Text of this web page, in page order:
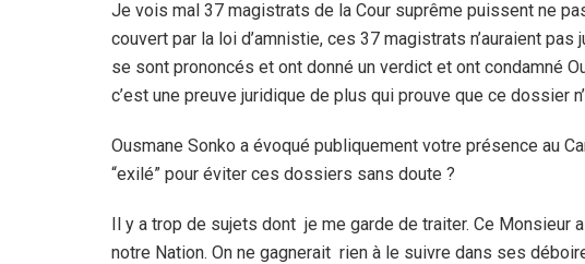
Je vois mal 37 magistrats de la Cour suprême puissent ne
couvert par la loi d’amnistie, ces 37 magistrats n’auraient
se sont prononcés et ont donné un verdict et ont condamné
c’est une preuve juridique de plus qui prouve que ce dossier
Ousmane Sonko a évoqué publiquement votre présence au
“exilé” pour éviter ces dossiers sans doute ?
Il y a trop de sujets dont je me garde de traiter. Ce Monsieur
notre Nation. On ne gagnerait rien à le suivre dans ses